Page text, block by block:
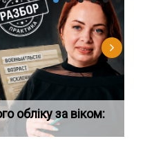
обліку за віком: